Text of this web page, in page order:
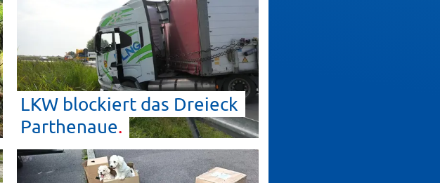
LKW blockiert das Dreieck
Parthenaue